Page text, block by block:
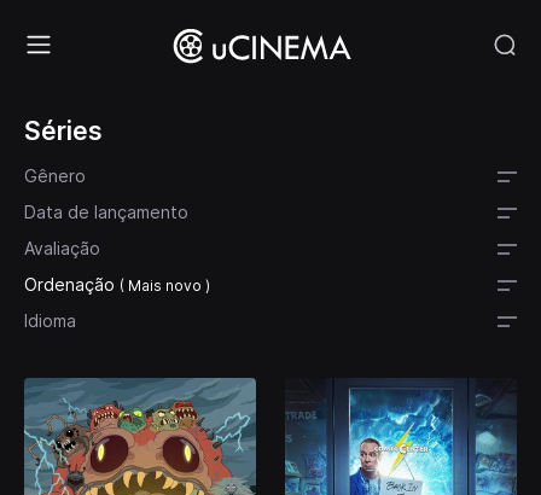
Séries
Gênero
Data de lançamento
Avaliação
Ordenação ( Mais novo )
Idioma